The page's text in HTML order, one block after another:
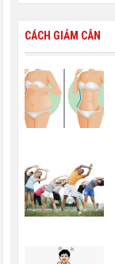
CÁCH GIẢM CÂN